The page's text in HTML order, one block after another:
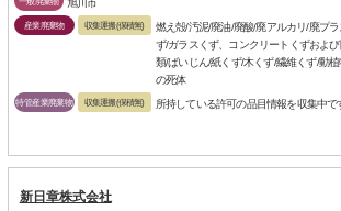
旭川市
産業廃棄物 収集運搬(保積無)
燃え殻/汚泥/廃油/廃酸/廃アルカリ/廃プ
ず/ガラスくず、コンクリートくずおよ
類/ばいじん/紙くず/木くず/繊維くず/動
の死体
特管産業廃棄物 収集運搬(保積無) 所持している許可の品目情報を収集中で
新日章株式会社